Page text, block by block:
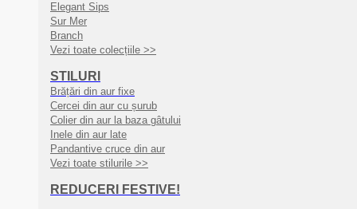
Elegant Sips
Sur Mer
Branch
Vezi toate colecțiile >>
STILURI
Brățări din aur fixe
Cercei din aur cu șurub
Colier din aur la baza gâtului
Inele din aur late
Pandantive cruce din aur
Vezi toate stilurile >>
REDUCERI FESTIVE!